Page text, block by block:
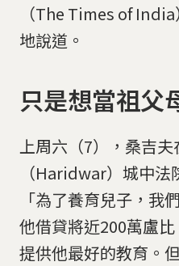
（The Times of
地說道。
只是想當祖父
上周六（7），桑吉
（Haridwar）城中法
「為了養育兒子，我
他借貸將近200萬盧
提供他最好的教育。